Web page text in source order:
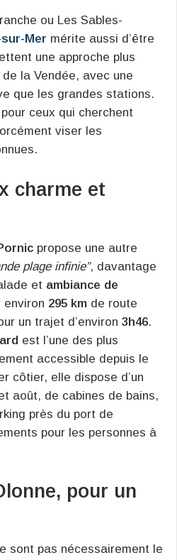
ou Les Sables-
Mer mérite aussi d’être
une approche plus
la Vendée, avec une
que les grandes stations.
ceux qui cherchent
viser les
charme et
propose une autre
plage infinie”, davantage
et ambiance de
environ 295 km de route
un trajet d’environ 3h46.
est l’une des plus
accessible depuis le
côtier, elle dispose d’un
août, de cabines de bains,
près du port de
pour les personnes à
pour un
sont pas nécessairement le